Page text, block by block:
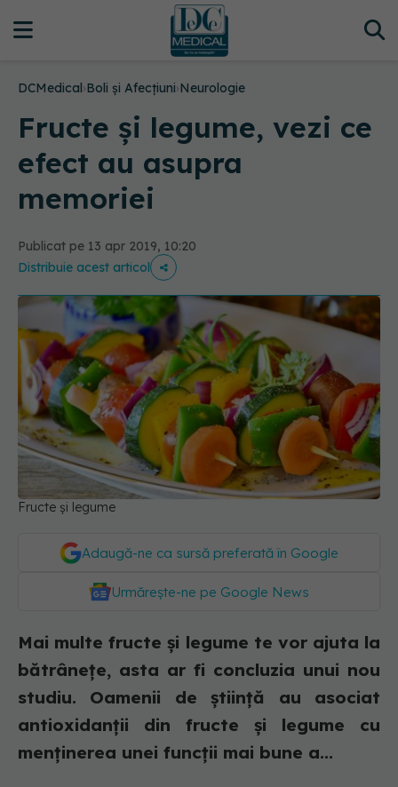
DCMedical›Boli și Afecțiuni›Neurologie
Fructe și legume, vezi ce
efect au asupra
memoriei
Publicat pe 13 apr 2019, 10:20
Distribuie acest articol
Fructe și legume
Adaugă-ne ca sursă preferată în Google
Urmărește-ne pe Google News
Mai multe fructe și legume te vor ajuta la
bătrânețe, asta ar fi concluzia unui nou
studiu. Oamenii de știință au asociat
antioxidanții din fructe și legume cu
menținerea unei funcții mai bune a...